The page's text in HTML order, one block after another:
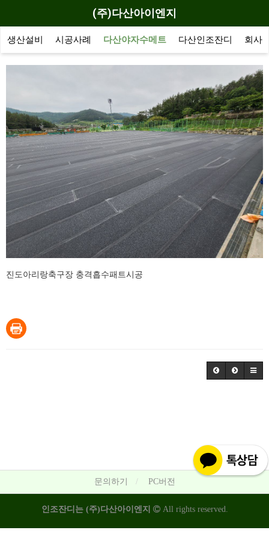
(주)다산아이엔지
생산설비 시공사례 다산야자수메트 다산인조잔디 회사
진도아리랑축구장 충격흡수패트시공
문의하기 PC버전
인조잔디는 (주)다산아이엔지 All rights reserved.